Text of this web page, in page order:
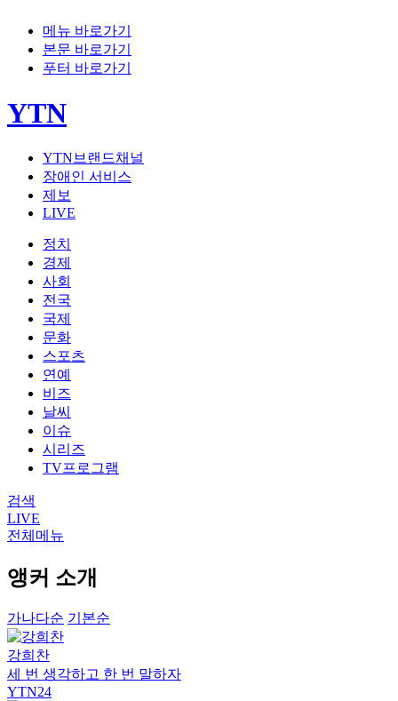
메뉴 바로가기
본문 바로가기
푸터 바로가기
YTN
YTN브랜드채널
장애인 서비스
제보
LIVE
정치
경제
사회
전국
국제
문화
스포츠
연예
비즈
날씨
이슈
시리즈
TV프로그램
검색
LIVE
전체메뉴
앵커 소개
가나다순 기본순
강희찬
세 번 생각하고 한 번 말하자
YTN24